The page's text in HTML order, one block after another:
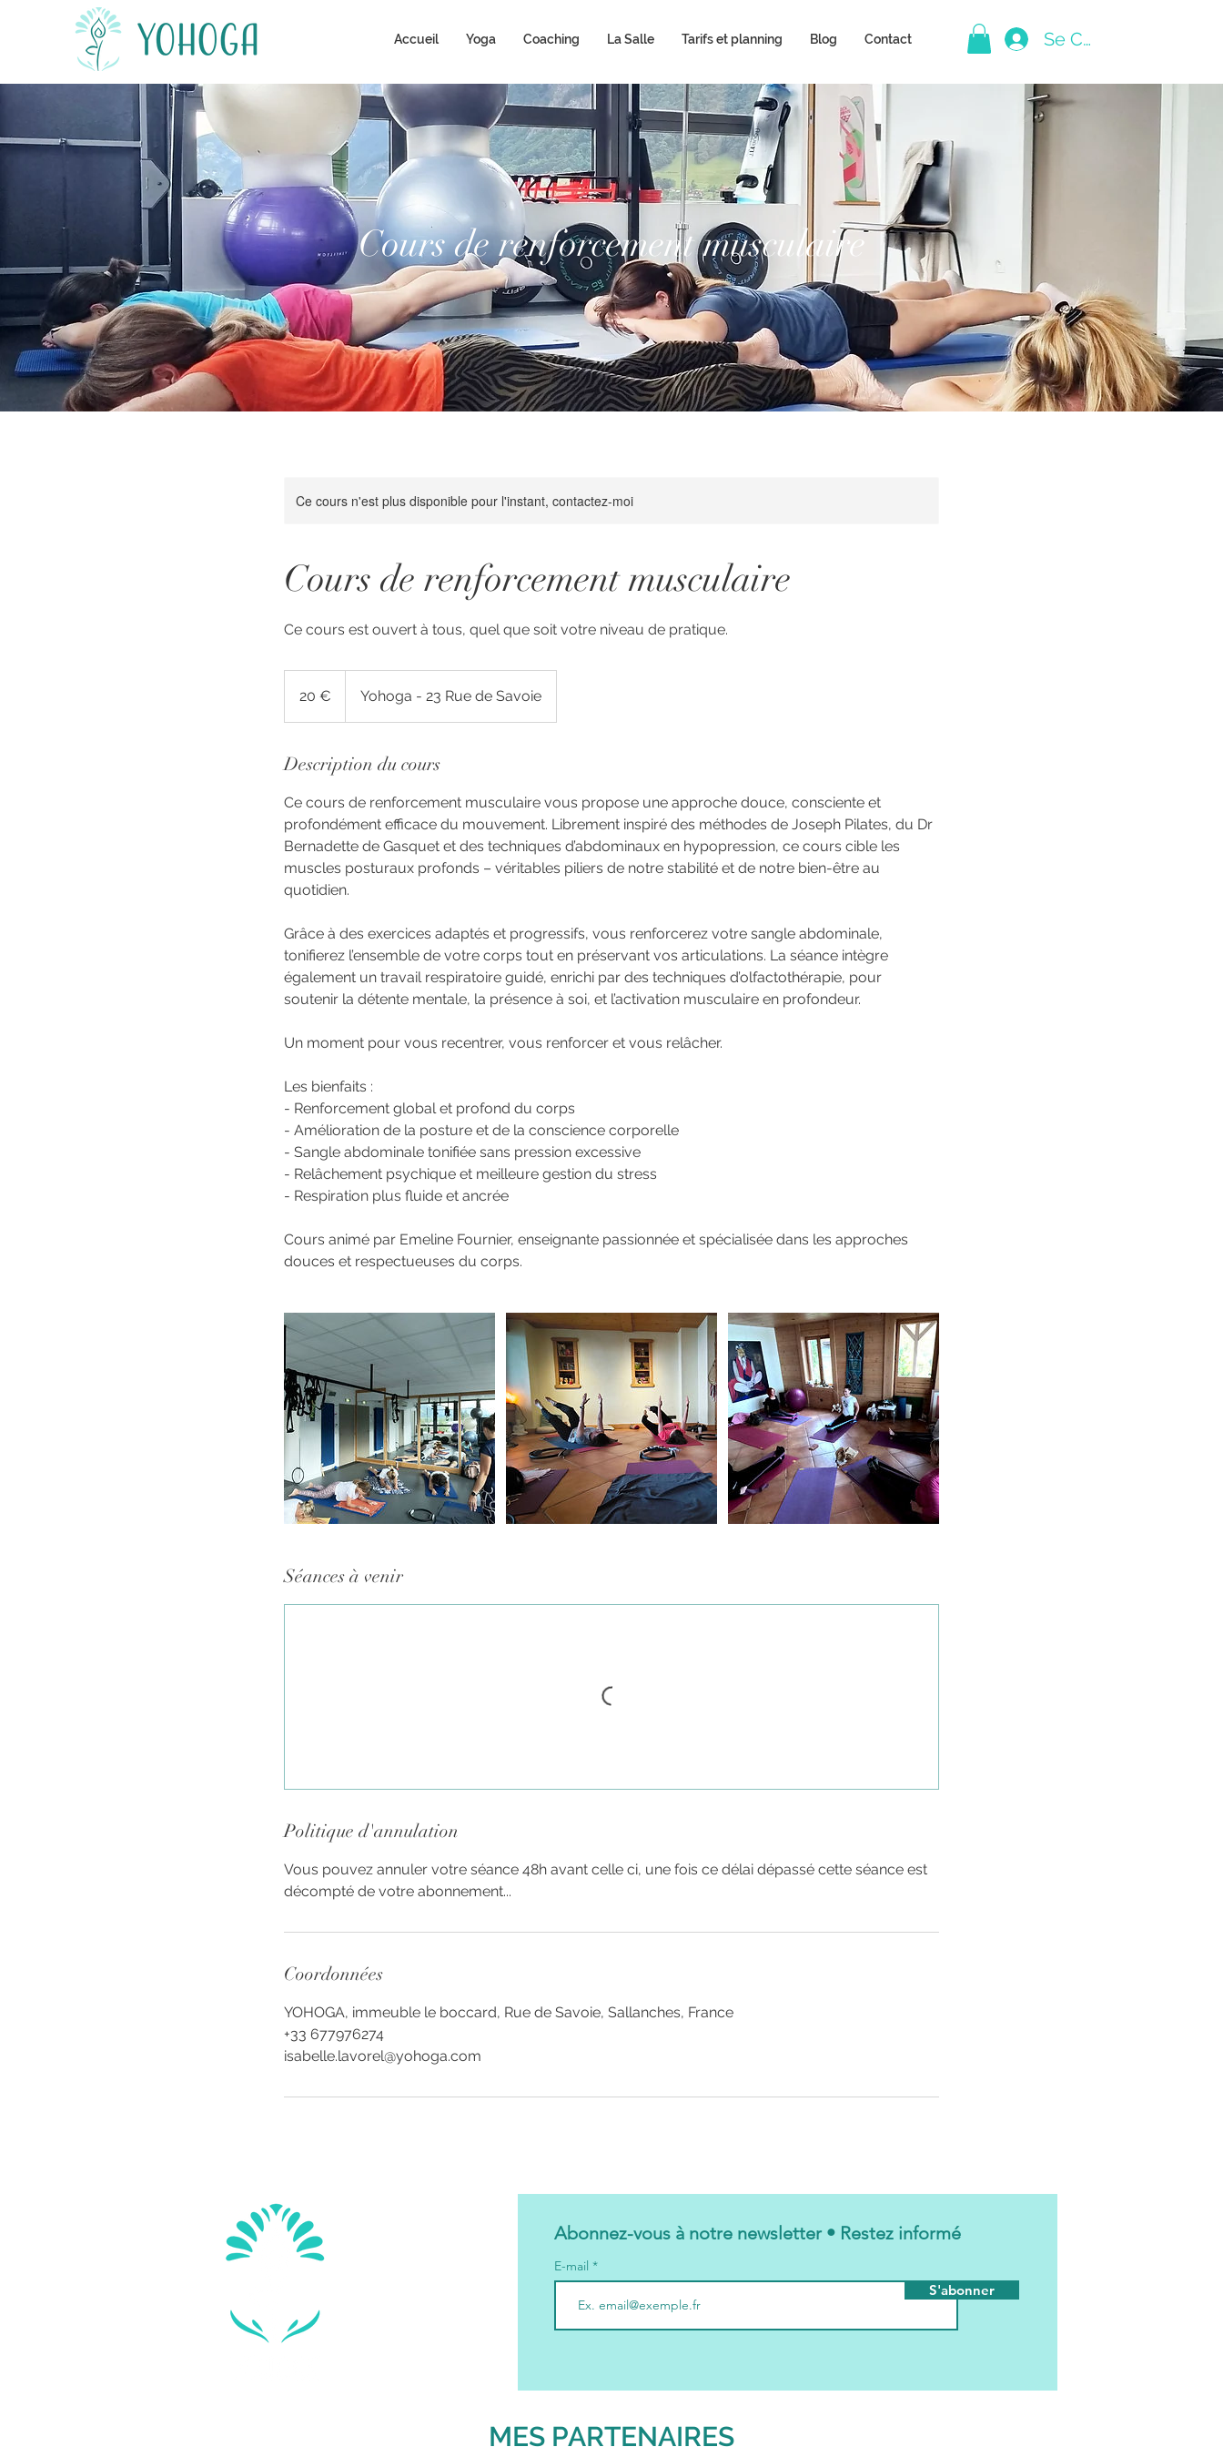
Accueil Yoga Coaching La Salle Tarifs et planning Blog Contact Se Connecter
Cours de renforcement musculaire
Ce cours n'est plus disponible pour l'instant, contactez-moi
Cours de renforcement musculaire
Ce cours est ouvert à tous, quel que soit votre niveau de pratique.
20 € Yohoga - 23 Rue de Savoie
Description du cours
Ce cours de renforcement musculaire vous propose une approche douce, consciente et
profondément efficace du mouvement. Librement inspiré des méthodes de Joseph Pilates, du Dr
Bernadette de Gasquet et des techniques d’abdominaux en hypopression, ce cours cible les
muscles posturaux profonds – véritables piliers de notre stabilité et de notre bien-être au
quotidien.
Grâce à des exercices adaptés et progressifs, vous renforcerez votre sangle abdominale,
tonifierez l’ensemble de votre corps tout en préservant vos articulations. La séance intègre
également un travail respiratoire guidé, enrichi par des techniques d’olfactothérapie, pour
soutenir la détente mentale, la présence à soi, et l’activation musculaire en profondeur.
Un moment pour vous recentrer, vous renforcer et vous relâcher.
Les bienfaits :
- Renforcement global et profond du corps
- Amélioration de la posture et de la conscience corporelle
- Sangle abdominale tonifiée sans pression excessive
- Relâchement psychique et meilleure gestion du stress
- Respiration plus fluide et ancrée
Cours animé par Emeline Fournier, enseignante passionnée et spécialisée dans les approches
douces et respectueuses du corps.
Séances à venir
Politique d'annulation
Vous pouvez annuler votre séance 48h avant celle ci, une fois ce délai dépassé cette séance est
décompté de votre abonnement...
Coordonnées
YOHOGA, immeuble le boccard, Rue de Savoie, Sallanches, France
+33 677976274
isabelle.lavorel@yohoga.com
Abonnez-vous à notre newsletter • Restez informé
E-mail
S'abonner
MES PARTENAIRES